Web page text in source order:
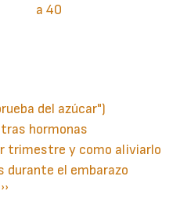
a 40
del azúcar")
hormonas
trimestre y como aliviarlo
el embarazo
Siguiente
››